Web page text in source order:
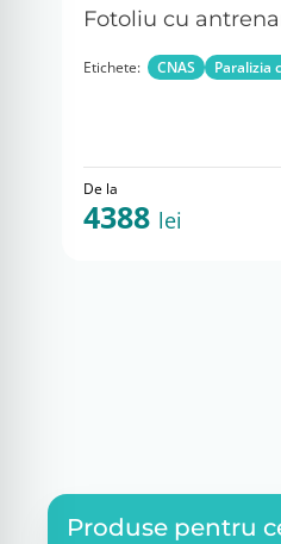
Fotoliu cu
Etichete: CNAS Paralizia
De la
4388 lei
Produse pentru